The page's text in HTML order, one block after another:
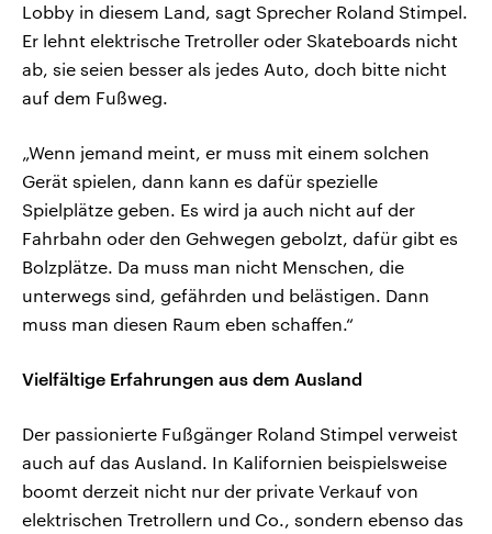
Lobby in diesem Land, sagt Sprecher Roland Stimpel.
Er lehnt elektrische Tretroller oder Skateboards nicht
ab, sie seien besser als jedes Auto, doch bitte nicht
auf dem Fußweg.
„Wenn jemand meint, er muss mit einem solchen
Gerät spielen, dann kann es dafür spezielle
Spielplätze geben. Es wird ja auch nicht auf der
Fahrbahn oder den Gehwegen gebolzt, dafür gibt es
Bolzplätze. Da muss man nicht Menschen, die
unterwegs sind, gefährden und belästigen. Dann
muss man diesen Raum eben schaffen.“
Vielfältige Erfahrungen aus dem Ausland
Der passionierte Fußgänger Roland Stimpel verweist
auch auf das Ausland. In Kalifornien beispielsweise
boomt derzeit nicht nur der private Verkauf von
elektrischen Tretrollern und Co., sondern ebenso das